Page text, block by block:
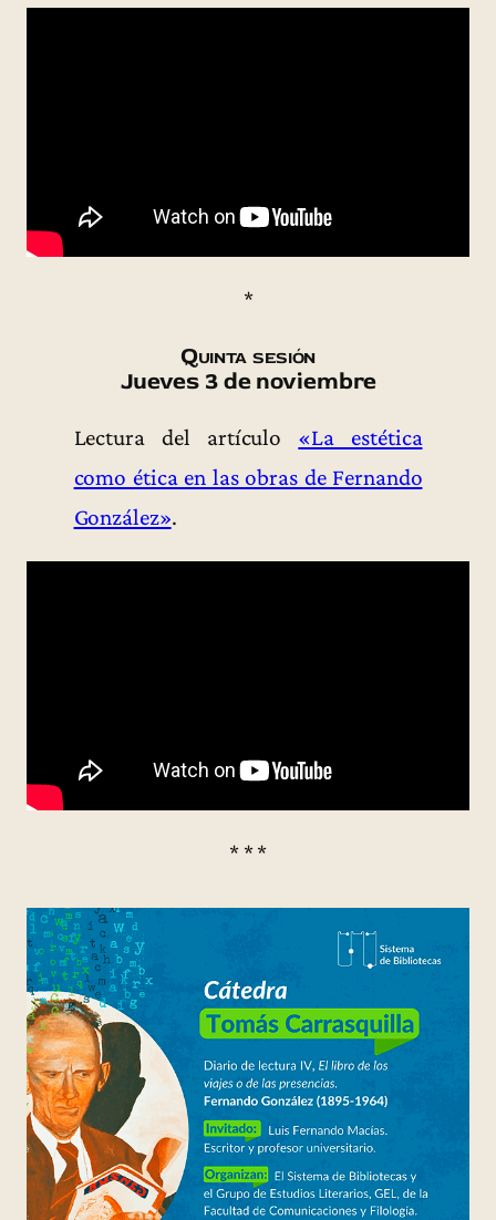
*
Quinta sesión
Jueves 3 de noviembre
Lectura del artículo «La estética
como ética en las obras de Fernando
González».
* * *